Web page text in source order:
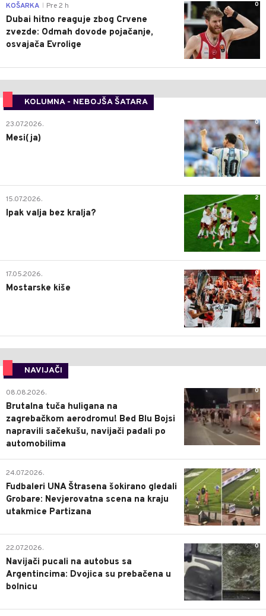
0
KOŠARKA Pre 2 h
Dubai hitno reaguje zbog Crvene
zvezde: Odmah dovode pojačanje,
osvajača Evrolige
KOLUMNA - NEBOJŠA ŠATARA
0
23.07.2026.
Mesi(ja)
2
15.07.2026.
Ipak valja bez kralja?
0
17.05.2026.
Mostarske kiše
NAVIJAČI
0
08.08.2026.
Brutalna tuča huligana na
zagrebačkom aerodromu! Bed Blu Bojsi
napravili sačekušu, navijači padali po
automobilima
0
24.07.2026.
Fudbaleri UNA Štrasena šokirano gledali
Grobare: Nevjerovatna scena na kraju
utakmice Partizana
0
22.07.2026.
Navijači pucali na autobus sa
Argentincima: Dvojica su prebačena u
bolnicu